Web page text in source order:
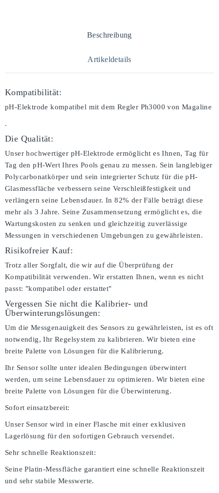
Beschreibung
Artikeldetails
Kompatibilität:
pH-Elektrode kompatibel mit dem Regler Ph3000 von Magaline
.
Die Qualität:
Unser hochwertiger pH-Elektrode ermöglicht es Ihnen, Tag für
Tag den pH-Wert Ihres Pools genau zu messen. Sein langlebiger
Polycarbonatkörper und sein integrierter Schutz für die pH-
Glasmessfläche verbessern seine Verschleißfestigkeit und
verlängern seine Lebensdauer. In 82% der Fälle beträgt diese
mehr als 3 Jahre. Seine Zusammensetzung ermöglicht es, die
Wartungskosten zu senken und gleichzeitig zuverlässige
Messungen in verschiedenen Umgebungen zu gewährleisten.
Risikofreier Kauf:
Trotz aller Sorgfalt, die wir auf die Überprüfung der
Kompatibilität verwenden. Wir erstatten Ihnen, wenn es nicht
passt: "kompatibel oder erstattet"
Vergessen Sie nicht die Kalibrier- und
Überwinterungslösungen:
Um die Messgenauigkeit des Sensors zu gewährleisten, ist es oft
notwendig, Ihr Regelsystem zu kalibrieren. Wir bieten eine
breite Palette von Lösungen für die Kalibrierung.
Ihr Sensor sollte unter idealen Bedingungen überwintert
werden, um seine Lebensdauer zu optimieren. Wir bieten eine
breite Palette von Lösungen für die Überwinterung.
Sofort einsatzbereit:
Unser Sensor wird in einer Flasche mit einer exklusiven
Lagerlösung für den sofortigen Gebrauch versendet.
Sehr schnelle Reaktionszeit:
Seine Platin-Messfläche garantiert eine schnelle Reaktionszeit
und sehr stabile Messwerte.